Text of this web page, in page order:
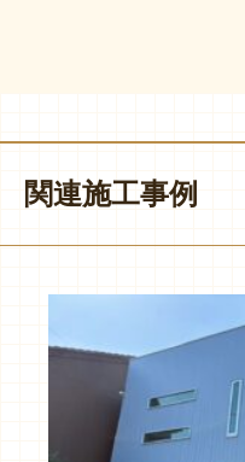
関連施工事例